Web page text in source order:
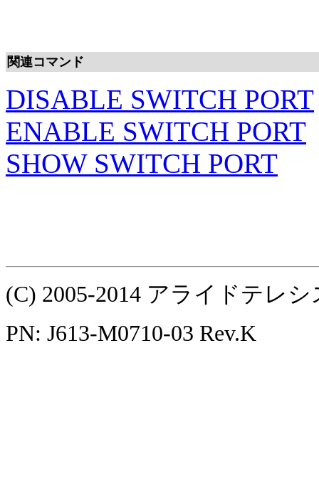
関連コマンド
DISABLE SWITCH PORT
ENABLE SWITCH PORT
SHOW SWITCH PORT
(C) 2005-2014 アライドテレ
PN: J613-M0710-03 Rev.K